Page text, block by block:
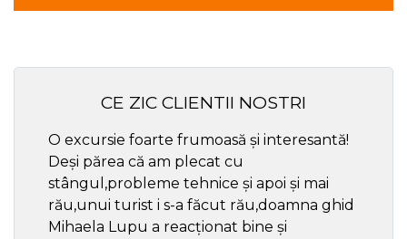
CE ZIC CLIENTII NOSTRI
O excursie foarte frumoasă și interesantă!
Deși părea că am plecat cu
stângul,probleme tehnice și apoi și mai
rău,unui turist i s-a făcut rău,doamna ghid
Mihaela Lupu a reacționat bine și